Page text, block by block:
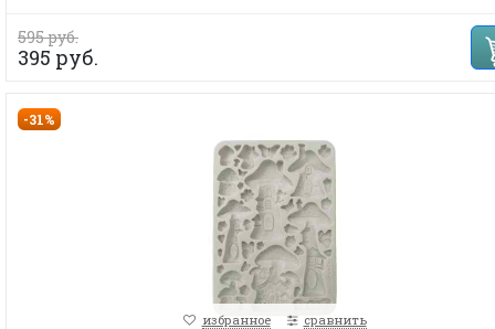
595 руб.
395 руб.
-31%
избранное сравнить